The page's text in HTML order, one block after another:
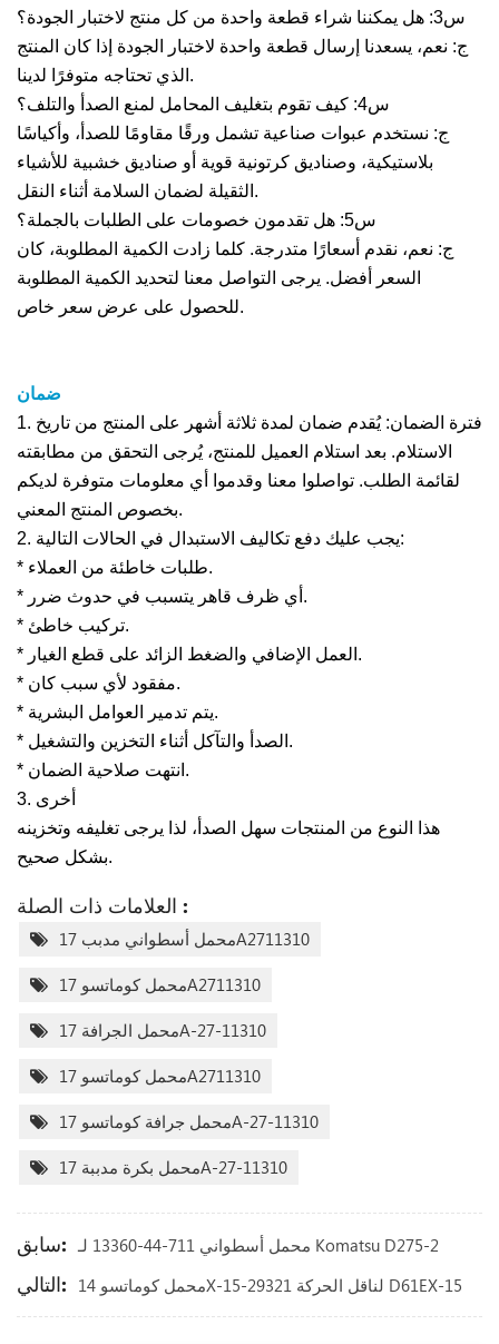
س3: هل يمكننا شراء قطعة واحدة من كل منتج لاختبار الجودة؟
ج: نعم، يسعدنا إرسال قطعة واحدة لاختبار الجودة إذا كان المنتج
الذي تحتاجه متوفرًا لدينا.
س4: كيف تقوم بتغليف المحامل لمنع الصدأ والتلف؟
ج: نستخدم عبوات صناعية تشمل ورقًا مقاومًا للصدأ، وأكياسًا
بلاستيكية، وصناديق كرتونية قوية أو صناديق خشبية للأشياء
الثقيلة لضمان السلامة أثناء النقل.
س5: هل تقدمون خصومات على الطلبات بالجملة؟
ج: نعم، نقدم أسعارًا متدرجة. كلما زادت الكمية المطلوبة، كان
السعر أفضل. يرجى التواصل معنا لتحديد الكمية المطلوبة
للحصول على عرض سعر خاص.
ضمان
1. فترة الضمان: يُقدم ضمان لمدة ثلاثة أشهر على المنتج من تاريخ
الاستلام. بعد استلام العميل للمنتج، يُرجى التحقق من مطابقته
لقائمة الطلب. تواصلوا معنا وقدموا أي معلومات متوفرة لديكم
بخصوص المنتج المعني.
2. يجب عليك دفع تكاليف الاستبدال في الحالات التالية:
* طلبات خاطئة من العملاء.
* أي ظرف قاهر يتسبب في حدوث ضرر.
* تركيب خاطئ.
* العمل الإضافي والضغط الزائد على قطع الغيار.
* مفقود لأي سبب كان.
* يتم تدمير العوامل البشرية.
* الصدأ والتآكل أثناء التخزين والتشغيل.
* انتهت صلاحية الضمان.
3. أخرى
هذا النوع من المنتجات سهل الصدأ، لذا يرجى تغليفه وتخزينه
بشكل صحيح.
العلامات ذات الصلة :
محمل أسطواني مدبب 17A2711310
محمل كوماتسو 17A2711310
محمل الجرافة 17A-27-11310
محمل كوماتسو 17A2711310
محمل جرافة كوماتسو 17A-27-11310
محمل بكرة مدببة 17A-27-11310
سابق: محمل أسطواني 711-44-13360 لـ Komatsu D275-2
التالي: محمل كوماتسو 14X-15-29321 لناقل الحركة D61EX-15